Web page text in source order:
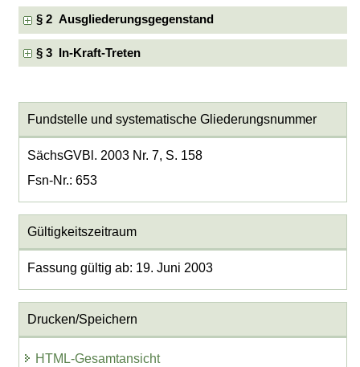
§ 2 Ausgliederungsgegenstand
§ 3 In-Kraft-Treten
Fundstelle und systematische Gliederungsnummer
SächsGVBl. 2003 Nr. 7, S. 158
Fsn-Nr.: 653
Gültigkeitszeitraum
Fassung gültig ab: 19. Juni 2003
Drucken/Speichern
HTML-Gesamtansicht